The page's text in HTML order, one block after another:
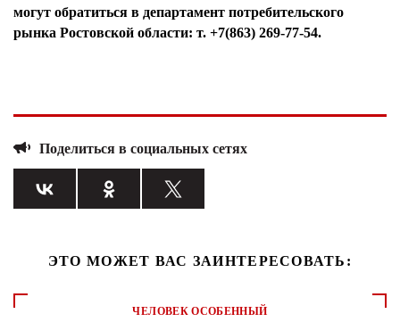
могут обратиться в департамент потребительского
рынка Ростовской области: т. +7(863) 269-77-54.
Поделиться в социальных сетях
ЭТО МОЖЕТ ВАС ЗАИНТЕРЕСОВАТЬ:
ЧЕЛОВЕК ОСОБЕННЫЙ